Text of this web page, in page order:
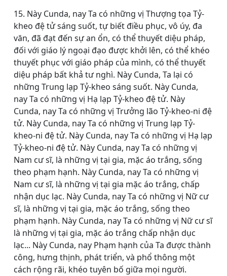
15. Này Cunda, nay Ta có những vị Thượng tọa Tỷ-
kheo đệ tử sáng suốt, tự biết điều phục, vô úy, đa
văn, đã đạt đến sự an ổn, có thể thuyết diệu pháp,
đối với giáo lý ngoại đạo được khởi lên, có thể khéo
thuyết phục với giáo pháp của mình, có thể thuyết
diệu pháp bất khả tư nghì. Này Cunda, Ta lại có
những Trung lạp Tỷ-kheo sáng suốt. Này Cunda,
nay Ta có những vị Hạ lạp Tỷ-kheo đệ tử. Này
Cunda, nay Ta có những vị Trưởng lão Tỷ-kheo-ni đệ
tử. Này Cunda, nay Ta có những vị Trung lạp Tỷ-
kheo-ni đệ tử. Này Cunda, nay Ta có những vị Hạ lạp
Tỷ-kheo-ni đệ tử. Này Cunda, nay Ta có những vị
Nam cư sĩ, là những vị tại gia, mặc áo trắng, sống
theo phạm hạnh. Này Cunda, nay Ta có những vị
Nam cư sĩ, là những vị tại gia mặc áo trắng, chấp
nhận dục lạc. Này Cunda, nay Ta có những vị Nữ cư
sĩ, là những vị tại gia, mặc áo trắng, sống theo
phạm hạnh. Này Cunda, nay Ta có những vị Nữ cư sĩ
là những vị tại gia, mặc áo trắng chấp nhận dục
lạc... Này Cunda, nay Phạm hạnh của Ta được thành
công, hưng thịnh, phát triển, và phổ thông một
cách rộng rãi, khéo tuyên bố giữa mọi người.